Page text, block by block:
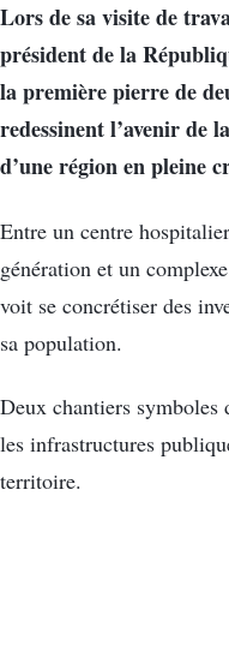
Lors de sa visite de
président de la
la première pierre de
redessinent l’avenir de
d’une région en pleine
Entre un centre
génération et un
voit se concrétiser des
sa population.
Deux chantiers symboles
les infrastructures
territoire.